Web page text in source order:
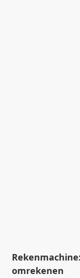
omrekenen